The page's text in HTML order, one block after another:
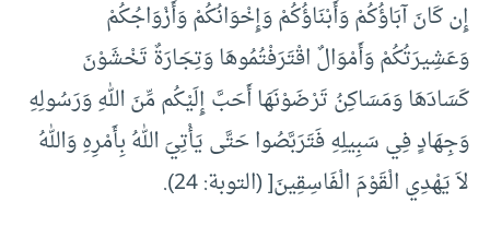
إِن كَانَ آبَاؤُكُمْ وَأَبْنَاؤُكُمْ وَإِخْوَانُكُمْ وَأَزْوَاجُكُمْ
وَعَشِيرَتُكُمْ وَأَمْوَالٌ اقْتَرَفْتُمُوهَا وَتِجَارَةٌ تَخْشَوْنَ
كَسَادَهَا وَمَسَاكِنُ تَرْضَوْنَهَا أَحَبَّ إِلَيْكُم مِّنَ اللهِ وَرَسُولِهِ
وَجِهَادٍ فِي سَبِيلِهِ فَتَرَبَّصُوا حَتَّى يَأْتِيَ اللهُ بِأَمْرِهِ وَاللهُ
لاَ يَهْدِي الْقَوْمَ الْفَاسِقِينَ[ (التوبة: 24).